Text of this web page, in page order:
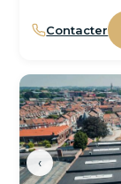
Contacter
‹